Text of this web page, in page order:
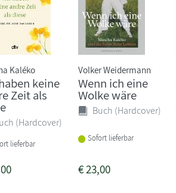
Kaléko
keine
Zeit als
(Hardcover)
lieferbar
Volker Weidermann
Wenn ich eine
Wolke wäre
Buch (Hardcover)
Sofort lieferbar
€23,00